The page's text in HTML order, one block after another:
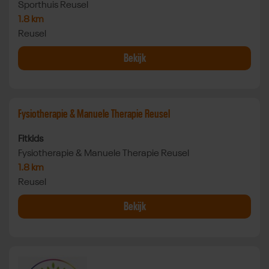
Sporthuis Reusel
1.8 km
Reusel
Bekijk
Bekijk sportaanbieder
Fysiotherapie & Manuele Therapie Reusel
Bekijk Fitkids bij Fysiotherapie & Manuele Therapie Reusel in
Fitkids
Fysiotherapie & Manuele Therapie Reusel
1.8 km
Reusel
Bekijk
Bekijk sportaanbieder Beweeg Natuurlijk